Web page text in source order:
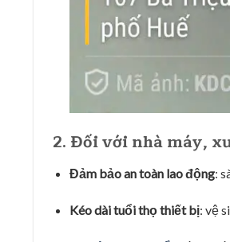
2. Đối với nhà máy,
Đảm bảo an toàn lao động:
Kéo dài tuổi thọ thiết bị: vệ